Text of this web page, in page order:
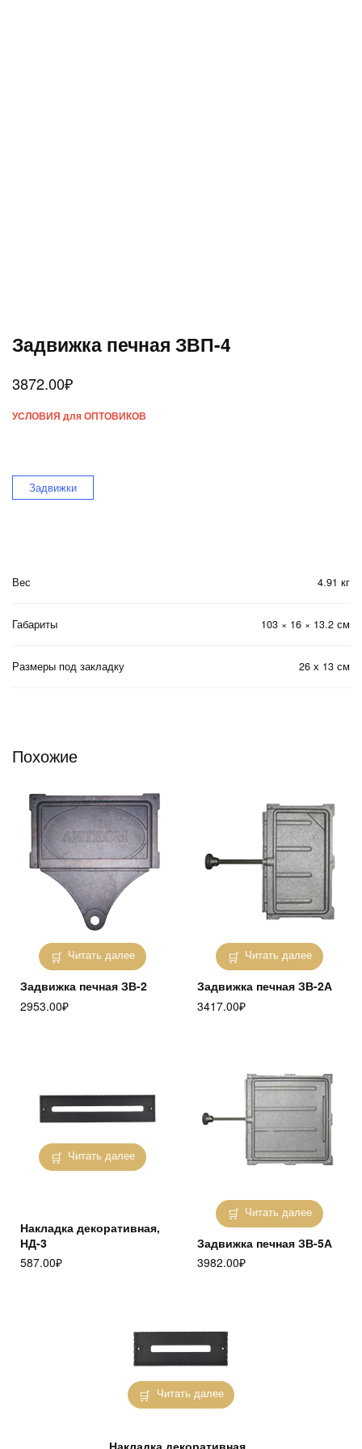
Задвижка печная ЗВП-4
3872.00₽
УСЛОВИЯ для ОПТОВИКОВ
Задвижки
Вес 4.91 кг
Габариты 103 × 16 × 13.2 см
Размеры под закладку 26 х 13 см
Похожие
Читать далее
Задвижка печная ЗВ-2
2953.00₽
Читать далее
Задвижка печная ЗВ-2А
3417.00₽
Читать далее
Накладка декоративная,
НД-3
587.00₽
Читать далее
Задвижка печная ЗВ-5А
3982.00₽
Читать далее
Накладка декоративная,